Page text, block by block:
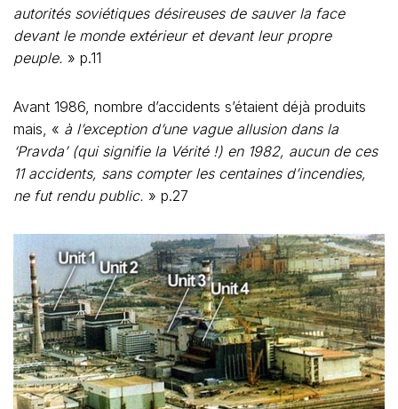
autorités soviétiques désireuses de sauver la face
devant le monde extérieur et devant leur propre
peuple. » p.11
Avant 1986, nombre d’accidents s’étaient déjà produits
mais, « à l’exception d’une vague allusion dans la
‘Pravda’ (qui signifie la Vérité !) en 1982, aucun de ces
11 accidents, sans compter les centaines d’incendies,
ne fut rendu public. » p.27